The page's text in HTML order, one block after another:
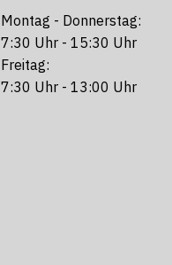
Montag - Donnerstag:
7:30 Uhr - 15:30 Uhr
Freitag:
7:30 Uhr - 13:00 Uhr